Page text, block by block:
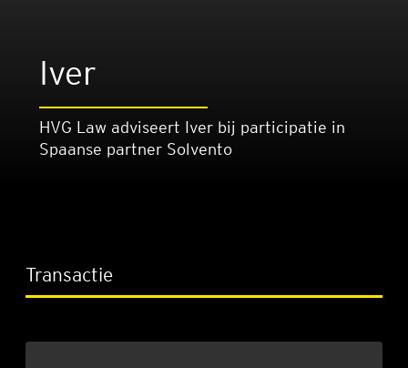
Iver
HVG Law adviseert Iver bij participatie in
Spaanse partner Solvento
Transactie